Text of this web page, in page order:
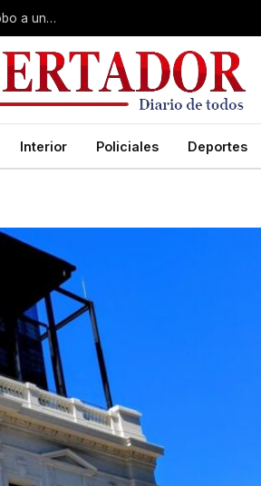
Curuzú Cuatiá: detuvieron a un séptimo implicado en el violento robo a una anciana
Interior Policiales Deportes